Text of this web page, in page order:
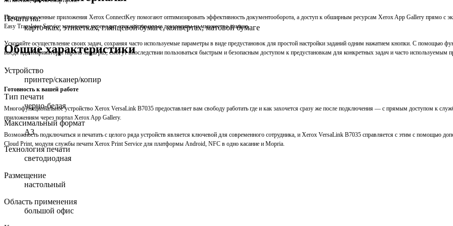
Предустановленные приложения Xerox ConnectKey помогают оптимизировать эффективность документооборота, а доступ к обширным ресурсам Xerox App Gallery прямо с
Easy Translator Service мгновенно переводит отсканированные документы на множество языков.
Ускоряйте осуществление своих задач, сохраняя часто используемые параметры в виде предустановок для простой настройки заданий одним нажатием кнопки. С помощью
введя идентификатор и пароль лишь раз, смогут впоследствии пользоваться быстрым и безопасным доступом к предустановкам для конкретных задач и часто используемым
Готовность к вашей работе
Многофункциональное устройство Xerox VersaLink B7035 предоставляет вам свободу работать где и как захочется сразу же после подключения — с прямым доступом к
приложениям через портал Xerox App Gallery.
Возможность подключаться и печатать с целого ряда устройств является ключевой для современного сотрудника, и Xerox VersaLink B7035 справляется с этим с помощью
Cloud Print, модуля службы печати Xerox Print Service для платформы Android, NFC в одно касание и Mopria.
Печать на:
карточках, этикетках, глянцевой бумаге, конвертах, матовой бумаге
Общие характеристики
Устройство
принтер/сканер/копир
Тип печати
черно-белая
Максимальный формат
A3
Технология печати
светодиодная
Размещение
настольный
Область применения
большой офис